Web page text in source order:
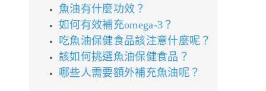
魚油有什麼功效？
如何有效補充omega-3？
吃魚油保健食品該注意什麼呢？
該如何挑選魚油保健食品？
哪些人需要額外補充魚油呢？
百靈油粉絲團
德風健康館
登入